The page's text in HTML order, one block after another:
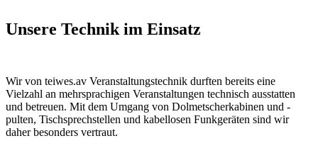
Unsere Technik im Einsatz
Wir von teiwes.av Veranstaltungstechnik durften bereits eine
Vielzahl an mehrsprachigen Veranstaltungen technisch ausstatten
und betreuen. Mit dem Umgang von Dolmetscherkabinen und -
pulten, Tischsprechstellen und kabellosen Funkgeräten sind wir
daher besonders vertraut.